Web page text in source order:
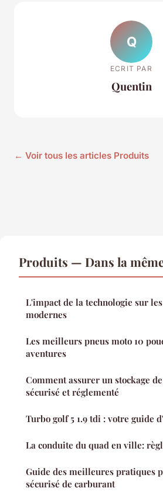
Q
ECRIT PAR
Quentin
← Voir tous les articles Produits
Produits — Dans la
L'impact de la technologie sur
modernes
Les meilleurs pneus moto 10
aventures
Comment assurer un stockage
sécurisé et réglementé
Turbo golf 5 1.9 tdi : votre guide
La conduite du quad en ville:
Guide des meilleures pratiques
sécurisé de carburant